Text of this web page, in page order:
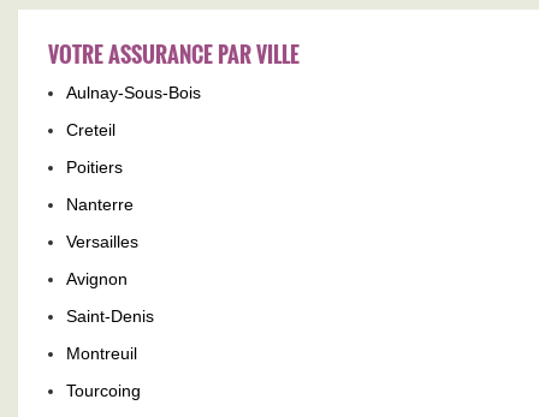
VOTRE ASSURANCE PAR VILLE
Aulnay-Sous-Bois
Creteil
Poitiers
Nanterre
Versailles
Avignon
Saint-Denis
Montreuil
Tourcoing